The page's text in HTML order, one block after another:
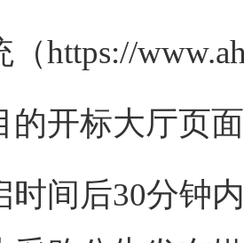
https://
的开标大厅页
时间后30分钟